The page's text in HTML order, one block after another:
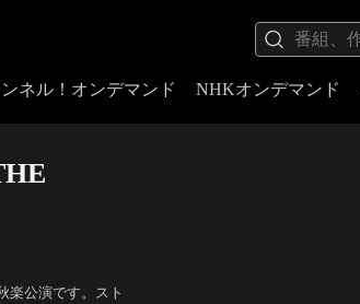
ネル！オンデマンド NHKオンデマンド
楽公演です。スト